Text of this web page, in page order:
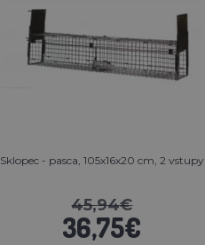
Sklopec - pasca, 105x16x20 cm, 2 vstupy
45,94€
36,75€